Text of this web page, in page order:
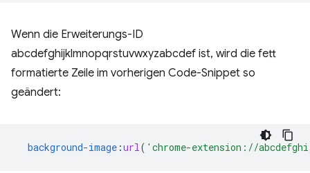
Wenn die Erweiterungs-ID
abcdefghijklmnopqrstuvwxyzabcdef ist, wird die fett
formatierte Zeile im vorherigen Code-Snippet so
geändert:
background-image :url ( 'chrome-extension://